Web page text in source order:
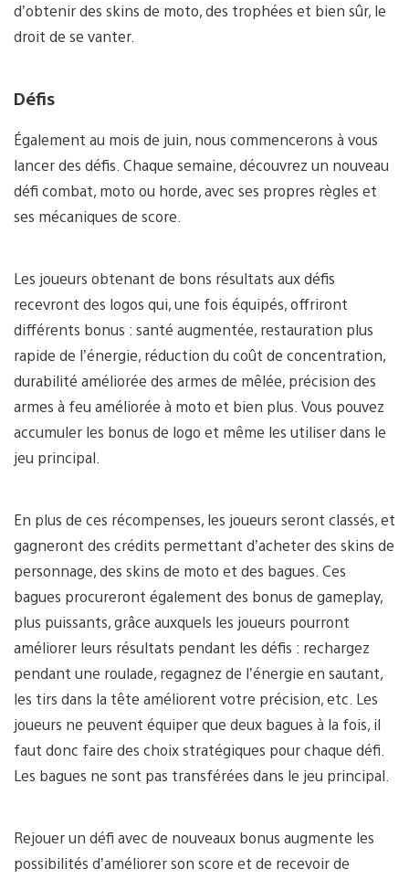
d’obtenir des skins de moto, des trophées et bien sûr, le
droit de se vanter.
Défis
Également au mois de juin, nous commencerons à vous
lancer des défis. Chaque semaine, découvrez un nouveau
défi combat, moto ou horde, avec ses propres règles et
ses mécaniques de score.
Les joueurs obtenant de bons résultats aux défis
recevront des logos qui, une fois équipés, offriront
différents bonus : santé augmentée, restauration plus
rapide de l’énergie, réduction du coût de concentration,
durabilité améliorée des armes de mêlée, précision des
armes à feu améliorée à moto et bien plus. Vous pouvez
accumuler les bonus de logo et même les utiliser dans le
jeu principal.
En plus de ces récompenses, les joueurs seront classés, et
gagneront des crédits permettant d’acheter des skins de
personnage, des skins de moto et des bagues. Ces
bagues procureront également des bonus de gameplay,
plus puissants, grâce auxquels les joueurs pourront
améliorer leurs résultats pendant les défis : rechargez
pendant une roulade, regagnez de l’énergie en sautant,
les tirs dans la tête améliorent votre précision, etc. Les
joueurs ne peuvent équiper que deux bagues à la fois, il
faut donc faire des choix stratégiques pour chaque défi.
Les bagues ne sont pas transférées dans le jeu principal.
Rejouer un défi avec de nouveaux bonus augmente les
possibilités d’améliorer son score et de recevoir de